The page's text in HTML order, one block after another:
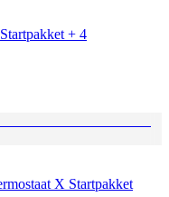
+ 4
X Startpakket